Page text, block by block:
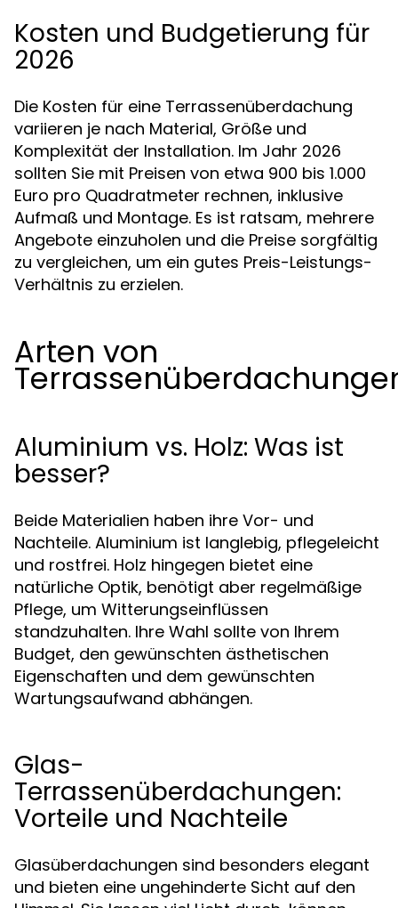
Kosten und Budgetierung für
2026
Die Kosten für eine Terrassenüberdachung
variieren je nach Material, Größe und
Komplexität der Installation. Im Jahr 2026
sollten Sie mit Preisen von etwa 900 bis 1.000
Euro pro Quadratmeter rechnen, inklusive
Aufmaß und Montage. Es ist ratsam, mehrere
Angebote einzuholen und die Preise sorgfältig
zu vergleichen, um ein gutes Preis-Leistungs-
Verhältnis zu erzielen.
Arten von
Aluminium vs. Holz: Was ist
besser?
Beide Materialien haben ihre Vor- und
Nachteile. Aluminium ist langlebig, pflegeleicht
und rostfrei. Holz hingegen bietet eine
natürliche Optik, benötigt aber regelmäßige
Pflege, um Witterungseinflüssen
standzuhalten. Ihre Wahl sollte von Ihrem
Budget, den gewünschten ästhetischen
Eigenschaften und dem gewünschten
Wartungsaufwand abhängen.
Glas-
Terrassenüberdachungen:
Vorteile und Nachteile
Glasüberdachungen sind besonders elegant
und bieten eine ungehinderte Sicht auf den